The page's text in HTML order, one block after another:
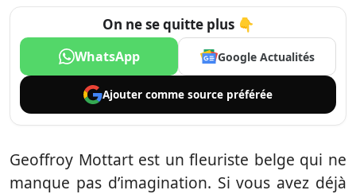
On ne se quitte plus 👇
WhatsApp Google Actualités
Ajouter comme source préférée
Geoffroy Mottart est un fleuriste belge qui ne
manque pas d’imagination. Si vous avez déjà